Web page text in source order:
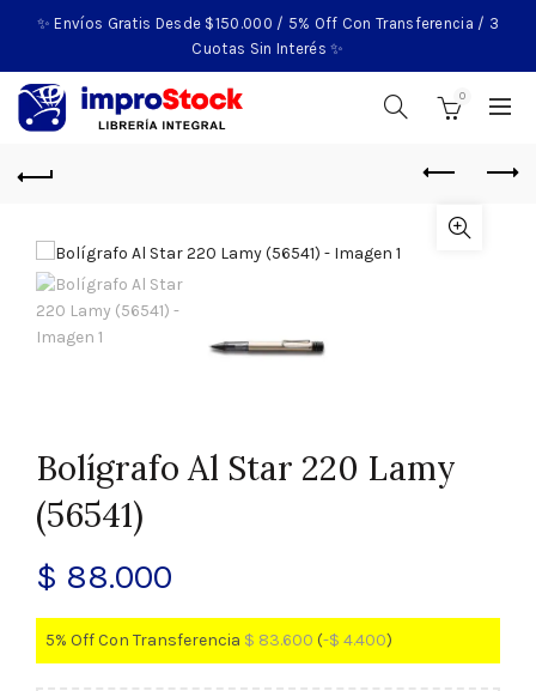
✨ Envíos Gratis Desde $150.000 / 5% Off Con Transferencia / 3
Cuotas Sin Interés ✨
0
Bolígrafo Al Star 220 Lamy
(56541)
$ 88.000
5% Off Con Transferencia $ 83.600 (-$ 4.400)